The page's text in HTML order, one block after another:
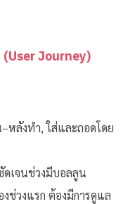
Journey)
ลังทำ, ใส่และถอดโดย
เจนช่วงมีบอลลูน
ช่วงแรก ต้องมีการดูแล